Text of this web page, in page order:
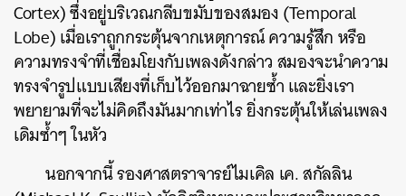
Cortex) ซึ่งอยู่บริเวณกลีบขมับของสมอง (Temporal
Lobe) เมื่อเราถูกกระตุ้นจากเหตุการณ์ ความรู้สึก หรือ
ความทรงจำที่เชื่อมโยงกับเพลงดังกล่าว สมองจะนำความ
ทรงจำรูปแบบเสียงที่เก็บไว้ออกมาฉายซ้ำ และยิ่งเรา
พยายามที่จะไม่คิดถึงมันมากเท่าไร ยิ่งกระตุ้นให้เล่นเพลง
เดิมซ้ำๆ ในหัว
นอกจากนี้ รองศาสตราจารย์ไมเคิล เค. สกัลลิน